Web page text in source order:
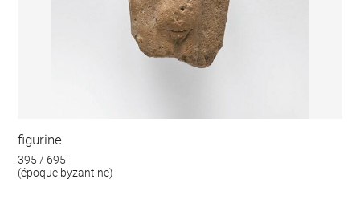
figurine
395 / 695
(époque byzantine)